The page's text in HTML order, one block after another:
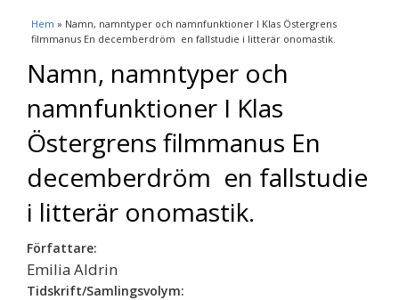
Du är här
Hem » Namn, namntyper och namnfunktioner I Klas Östergrens
filmmanus En decemberdröm  en fallstudie i litterär onomastik.
Namn, namntyper och
namnfunktioner I Klas
Östergrens filmmanus En
decemberdröm  en fallstudie
i litterär onomastik.
Författare:
Emilia Aldrin
Tidskrift/Samlingsvolym: